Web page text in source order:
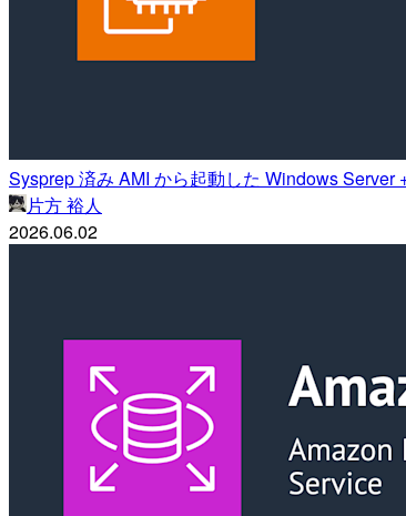
Sysprep 済み AMI から起動した Windows
片方 裕人
2026.06.02